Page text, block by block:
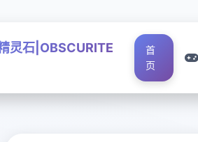
灵石|OBSCURITE
首
页